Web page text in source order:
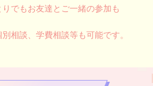
りでもお友達とご一緒の参加も
別相談、学費相談等も可能です。